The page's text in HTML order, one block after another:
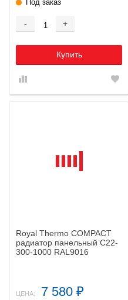
Под заказ
- +
Купить
Royal Thermo COMPACT
радиатор панельный C22-
300-1000 RAL9016
ЦЕНА: 7 580 ₽